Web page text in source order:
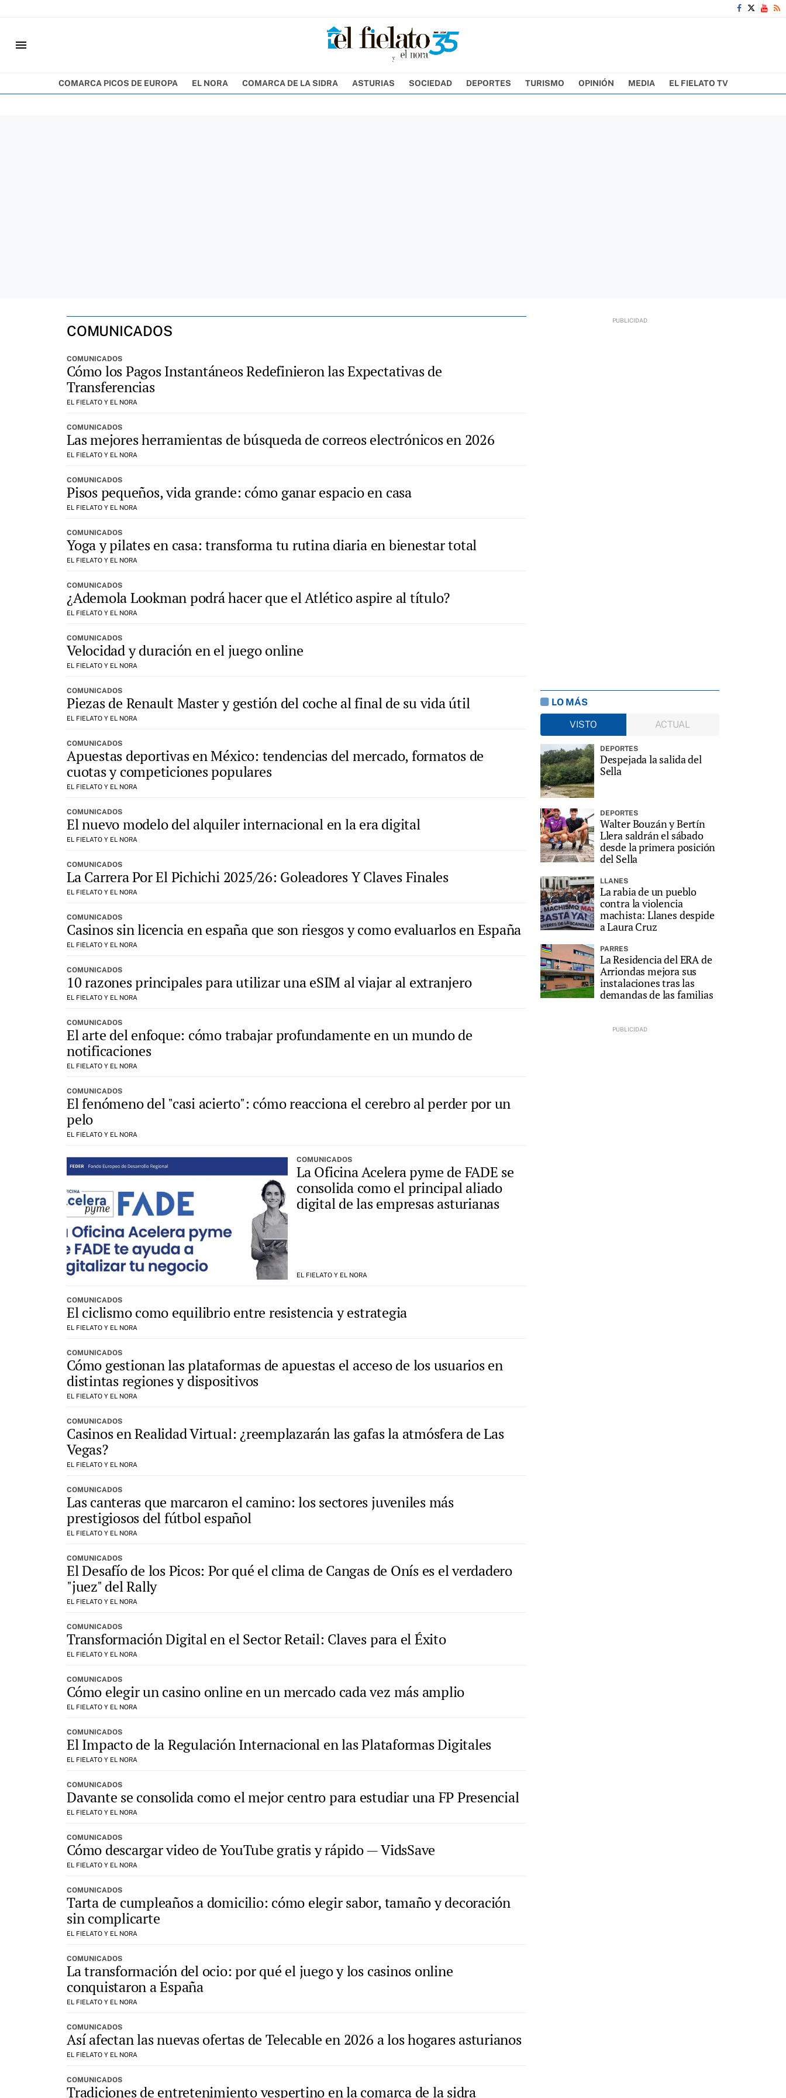
menu
COMARCA PICOS DE EUROPA EL NORA COMARCA DE LA SIDRA ASTURIAS SOCIEDAD DEPORTES TURISMO OPINIÓN MEDIA EL FIELATO TV
COMUNICADOS
COMUNICADOS
Cómo los Pagos Instantáneos Redefinieron las Expectativas de
Transferencias
EL FIELATO Y EL NORA
COMUNICADOS
Las mejores herramientas de búsqueda de correos electrónicos en 2026
EL FIELATO Y EL NORA
COMUNICADOS
Pisos pequeños, vida grande: cómo ganar espacio en casa
EL FIELATO Y EL NORA
COMUNICADOS
Yoga y pilates en casa: transforma tu rutina diaria en bienestar total
EL FIELATO Y EL NORA
COMUNICADOS
¿Ademola Lookman podrá hacer que el Atlético aspire al título?
EL FIELATO Y EL NORA
COMUNICADOS
Velocidad y duración en el juego online
EL FIELATO Y EL NORA
COMUNICADOS
Piezas de Renault Master y gestión del coche al final de su vida útil
EL FIELATO Y EL NORA
COMUNICADOS
Apuestas deportivas en México: tendencias del mercado, formatos de
cuotas y competiciones populares
EL FIELATO Y EL NORA
COMUNICADOS
El nuevo modelo del alquiler internacional en la era digital
EL FIELATO Y EL NORA
COMUNICADOS
La Carrera Por El Pichichi 2025/26: Goleadores Y Claves Finales
EL FIELATO Y EL NORA
COMUNICADOS
Casinos sin licencia en españa que son riesgos y como evaluarlos en España
EL FIELATO Y EL NORA
COMUNICADOS
10 razones principales para utilizar una eSIM al viajar al extranjero
EL FIELATO Y EL NORA
COMUNICADOS
El arte del enfoque: cómo trabajar profundamente en un mundo de
notificaciones
EL FIELATO Y EL NORA
COMUNICADOS
El fenómeno del "casi acierto": cómo reacciona el cerebro al perder por un
pelo
EL FIELATO Y EL NORA
COMUNICADOS
La Oficina Acelera pyme de FADE se
consolida como el principal aliado
digital de las empresas asturianas
EL FIELATO Y EL NORA
COMUNICADOS
El ciclismo como equilibrio entre resistencia y estrategia
EL FIELATO Y EL NORA
COMUNICADOS
Cómo gestionan las plataformas de apuestas el acceso de los usuarios en
distintas regiones y dispositivos
EL FIELATO Y EL NORA
COMUNICADOS
Casinos en Realidad Virtual: ¿reemplazarán las gafas la atmósfera de Las
Vegas?
EL FIELATO Y EL NORA
COMUNICADOS
Las canteras que marcaron el camino: los sectores juveniles más
prestigiosos del fútbol español
EL FIELATO Y EL NORA
COMUNICADOS
El Desafío de los Picos: Por qué el clima de Cangas de Onís es el verdadero
"juez" del Rally
EL FIELATO Y EL NORA
COMUNICADOS
Transformación Digital en el Sector Retail: Claves para el Éxito
EL FIELATO Y EL NORA
COMUNICADOS
Cómo elegir un casino online en un mercado cada vez más amplio
EL FIELATO Y EL NORA
COMUNICADOS
El Impacto de la Regulación Internacional en las Plataformas Digitales
EL FIELATO Y EL NORA
COMUNICADOS
Davante se consolida como el mejor centro para estudiar una FP Presencial
EL FIELATO Y EL NORA
COMUNICADOS
Cómo descargar video de YouTube gratis y rápido — VidsSave
EL FIELATO Y EL NORA
COMUNICADOS
Tarta de cumpleaños a domicilio: cómo elegir sabor, tamaño y decoración
sin complicarte
EL FIELATO Y EL NORA
COMUNICADOS
La transformación del ocio: por qué el juego y los casinos online
conquistaron a España
EL FIELATO Y EL NORA
COMUNICADOS
Así afectan las nuevas ofertas de Telecable en 2026 a los hogares asturianos
EL FIELATO Y EL NORA
COMUNICADOS
Tradiciones de entretenimiento vespertino en la comarca de la sidra
LO MÁS
VISTO
ACTUAL
DEPORTES
Despejada la salida del
Sella
DEPORTES
Walter Bouzán y Bertín
Llera saldrán el sábado
desde la primera posición
del Sella
LLANES
La rabia de un pueblo
contra la violencia
machista: Llanes despide
a Laura Cruz
PARRES
La Residencia del ERA de
Arriondas mejora sus
instalaciones tras las
demandas de las familias